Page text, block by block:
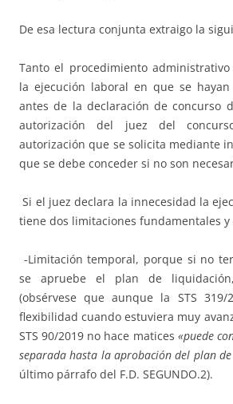
De esa lectura conjunta extraigo la
Tanto el procedimiento
la ejecución laboral en que se hayan
antes de la declaración de concurso
autorización del juez del
autorización que se solicita mediante
que se debe conceder si no son
Si el juez declara la innecesidad la
tiene dos limitaciones fundamentales
-Limitación temporal, porque si no
se apruebe el plan de
(obsérvese que aunque la STS 319/
flexibilidad cuando estuviera muy
STS 90/2019 no hace matices «puede
separada hasta la aprobación del plan
último párrafo del F.D. SEGUNDO.2).